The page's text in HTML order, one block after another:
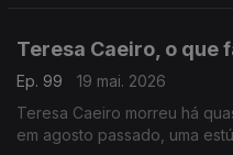
Teresa Caeiro, o que
Ep. 99
19 mai. 2026
Teresa Caeiro morreu há
em agosto passado, uma